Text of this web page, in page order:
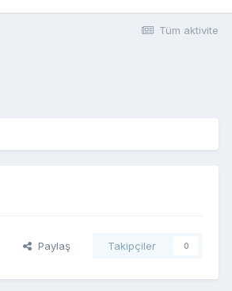
Tüm aktivite
Paylaş Takipçiler 0